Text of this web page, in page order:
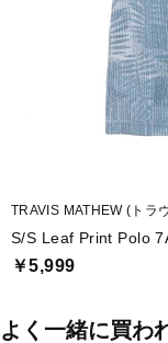
TRAVIS MATHEW (トラ
S/S Leaf Print Polo
￥5,999
よく一緒に買わ